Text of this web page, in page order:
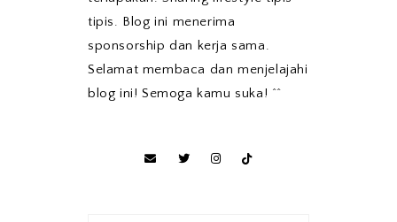
tipis. Blog ini menerima
sponsorship dan kerja sama.
Selamat membaca dan menjelajahi
blog ini! Semoga kamu suka! ^^